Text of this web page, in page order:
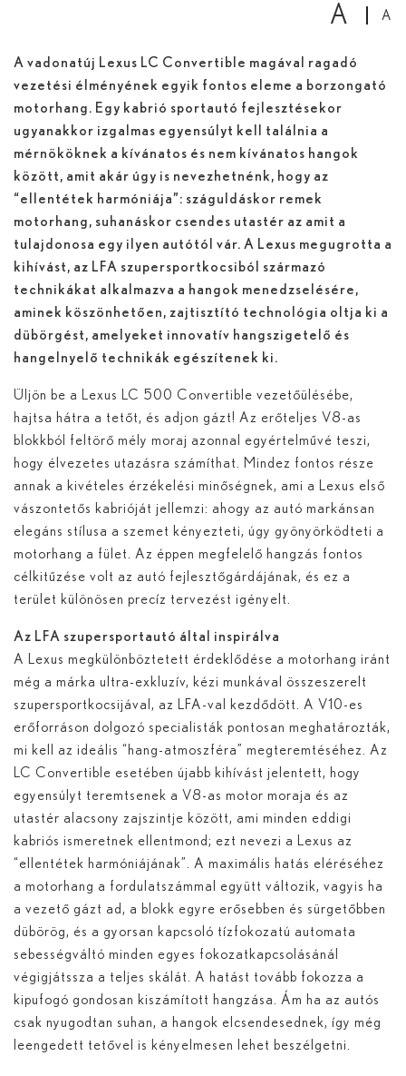
A A
A vadonatúj Lexus LC Convertible magával ragadó
vezetési élményének egyik fontos eleme a borzongató
motorhang. Egy kabrió sportautó fejlesztésekor
ugyanakkor izgalmas egyensúlyt kell találnia a
mérnököknek a kívánatos és nem kívánatos hangok
között, amit akár úgy is nevezhetnénk, hogy az
“ellentétek harmóniája”: száguldáskor remek
motorhang, suhanáskor csendes utastér az amit a
tulajdonosa egy ilyen autótól vár. A Lexus megugrotta a
kihívást, az LFA szupersportkocsiból származó
technikákat alkalmazva a hangok menedzselésére,
aminek köszönhetően, zajtisztító technológia oltja ki a
dübörgést, amelyeket innovatív hangszigetelő és
hangelnyelő technikák egészítenek ki.
Üljön be a Lexus LC 500 Convertible vezetőülésébe,
hajtsa hátra a tetőt, és adjon gázt! Az erőteljes V8-as
blokkból feltörő mély moraj azonnal egyértelművé teszi,
hogy élvezetes utazásra számíthat. Mindez fontos része
annak a kivételes érzékelési minőségnek, ami a Lexus első
vászontetős kabrióját jellemzi: ahogy az autó markánsan
elegáns stílusa a szemet kényezteti, úgy gyönyörködteti a
motorhang a fület. Az éppen megfelelő hangzás fontos
célkitűzése volt az autó fejlesztőgárdájának, és ez a
terület különösen precíz tervezést igényelt.
Az LFA szupersportautó által inspirálva
A Lexus megkülönböztetett érdeklődése a motorhang iránt
még a márka ultra-exkluzív, kézi munkával összeszerelt
szupersportkocsijával, az LFA-val kezdődött. A V10-es
erőforráson dolgozó specialisták pontosan meghatározták,
mi kell az ideális “hang-atmoszféra” megteremtéséhez. Az
LC Convertible esetében újabb kihívást jelentett, hogy
egyensúlyt teremtsenek a V8-as motor moraja és az
utastér alacsony zajszintje között, ami minden eddigi
kabriós ismeretnek ellentmond; ezt nevezi a Lexus az
“ellentétek harmóniájának”. A maximális hatás eléréséhez
a motorhang a fordulatszámmal együtt változik, vagyis ha
a vezető gázt ad, a blokk egyre erősebben és sürgetőbben
dübörög, és a gyorsan kapcsoló tízfokozatú automata
sebességváltó minden egyes fokozatkapcsolásánál
végigjátssza a teljes skálát. A hatást tovább fokozza a
kipufogó gondosan kiszámított hangzása. Ám ha az autós
csak nyugodtan suhan, a hangok elcsendesednek, így még
leengedett tetővel is kényelmesen lehet beszélgetni.